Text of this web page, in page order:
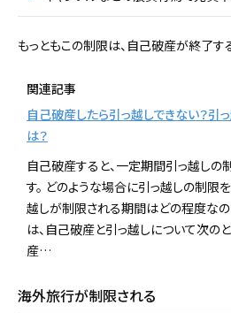
もっともこの制限は、自己破産が終了す
関連記事
自己破産したら引っ越しできない？引
は？
自己破産すると、一定期間引っ越しの
す。 どのような場合に引っ越しの制限
越しが制限される期間はどの程度なの
は、自己破産と引っ越しについて次の
産…
海外旅行が制限される